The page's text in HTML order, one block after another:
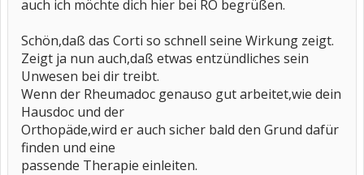
auch ich möchte dich hier bei RO begrüßen.
Schön,daß das Corti so schnell seine Wirkung zeigt.
Zeigt ja nun auch,daß etwas entzündliches sein
Unwesen bei dir treibt.
Wenn der Rheumadoc genauso gut arbeitet,wie dein
Hausdoc und der
Orthopäde,wird er auch sicher bald den Grund dafür
finden und eine
passende Therapie einleiten.